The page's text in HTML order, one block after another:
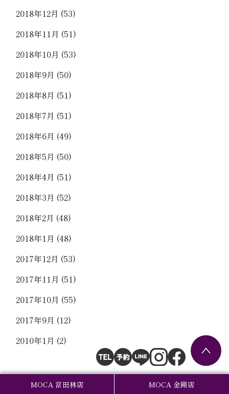
MOCA 富田林店 MOCA 金剛店
2018年12月 (53)
2018年11月 (51)
2018年10月 (53)
2018年9月 (50)
2018年8月 (51)
2018年7月 (51)
2018年6月 (49)
2018年5月 (50)
2018年4月 (51)
2018年3月 (52)
2018年2月 (48)
2018年1月 (48)
2017年12月 (53)
2017年11月 (51)
2017年10月 (55)
2017年9月 (12)
2010年1月 (2)